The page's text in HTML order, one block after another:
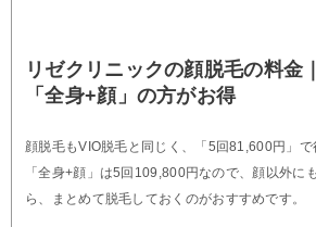
リゼクリニックの顔脱毛の料金
「全身+顔」の方がお得
顔脱毛もVIO脱毛と同じく、「5回81,600円」で
「全身+顔」は5回109,800円なので、顔以外に
ら、まとめて脱毛しておくのがおすすめです。